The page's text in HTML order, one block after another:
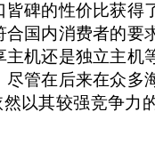
碑的性价比获得
国内消费者的要
机还是独立主机
管在后来在众多
然以其较强竞争力